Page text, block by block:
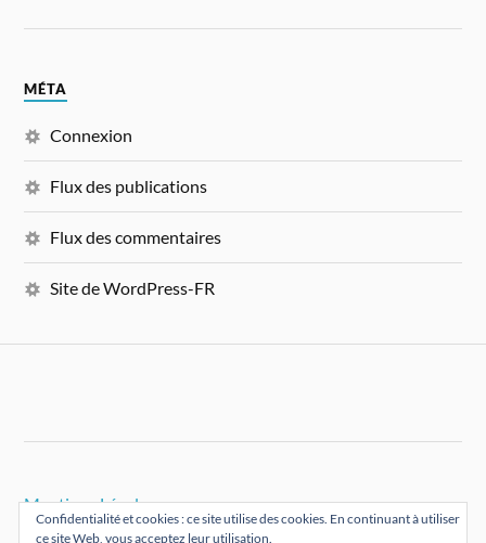
MÉTA
Connexion
Flux des publications
Flux des commentaires
Site de WordPress-FR
Mentions Légales
Confidentialité et cookies : ce site utilise des cookies. En continuant à utiliser
ce site Web, vous acceptez leur utilisation.